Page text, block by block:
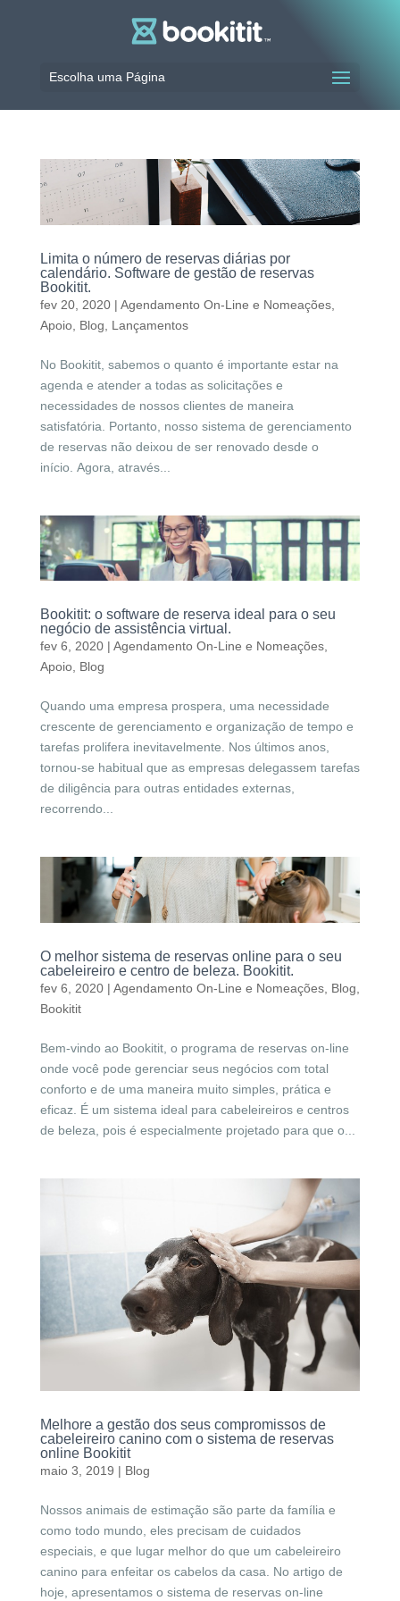
Escolha uma Página
Limita o número de reservas diárias por
calendário. Software de gestão de reservas
Bookitit.
fev 20, 2020| Agendamento On-Line e Nomeações,
Apoio, Blog Lançamentos
No Bookitit, sabemos o quanto é importante estar na
agenda e atender a todas as solicitações e
necessidades de nossos clientes de maneira
satisfatória. Portanto, nosso sistema de gerenciamento
de reservas não deixou de ser renovado desde o
início. Agora, através...
Bookitit: o software de reserva ideal para o seu
negócio de assistência virtual.
fev 6, 2020| Agendamento On-Line e Nomeações,
Apoio, Blog
Quando uma empresa prospera, uma necessidade
crescente de gerenciamento e organização de tempo e
tarefas prolifera inevitavelmente. Nos últimos anos,
tornou-se habitual que as empresas delegassem tarefas
de diligência para outras entidades externas,
recorrendo...
O melhor sistema de reservas online para o seu
cabeleireiro e centro de beleza. Bookitit.
fev 6, 2020| Agendamento On-Line e Nomeações, Blog
Bookitit
Bem-vindo ao Bookitit, o programa de reservas on-line
onde você pode gerenciar seus negócios com total
conforto e de uma maneira muito simples, prática e
eficaz. É um sistema ideal para cabeleireiros e centros
de beleza, pois é especialmente projetado para que o...
Melhore a gestão dos seus compromissos de
cabeleireiro canino com o sistema de reservas
online Bookitit
maio 3, 2019 | Blog
Nossos animais de estimação são parte da família e
como todo mundo, eles precisam de cuidados
especiais, e que lugar melhor do que um cabeleireiro
canino para enfeitar os cabelos da casa. No artigo de
hoje, apresentamos o sistema de reservas on-line